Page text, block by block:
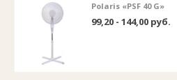
Polaris «PSF 40 G»
99,20 - 144,00 руб.